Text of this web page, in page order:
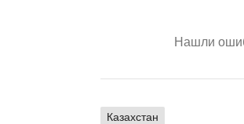
Нашли
Казахстан